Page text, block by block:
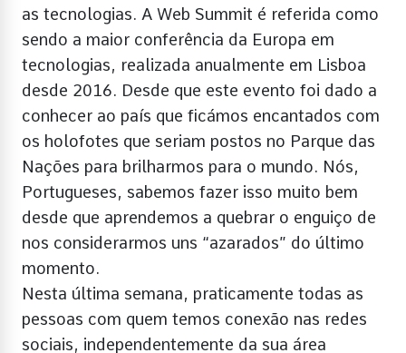
as tecnologias. A Web Summit é referida como
sendo a maior conferência da Europa em
tecnologias, realizada anualmente em Lisboa
desde 2016. Desde que este evento foi dado a
conhecer ao país que ficámos encantados com
os holofotes que seriam postos no Parque das
Nações para brilharmos para o mundo. Nós,
Portugueses, sabemos fazer isso muito bem
desde que aprendemos a quebrar o enguiço de
nos considerarmos uns “azarados” do último
momento.
Nesta última semana, praticamente todas as
pessoas com quem temos conexão nas redes
sociais, independentemente da sua área